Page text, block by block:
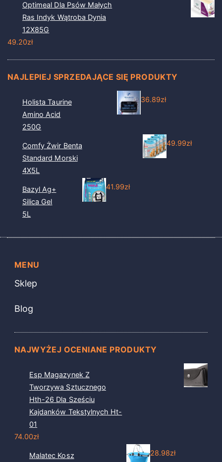
Optimeal Dla Psów Małych
Ras Indyk Wątroba Dynia
12X85G
49.20zł
NAJLEPIEJ SPRZEDAJĄCE SIĘ PRODUKTY
Holista Taurine
Amino Acid
250G
36.89zł
Comfy Żwir Benta
Standard Morski
4X5L
49.99zł
Bazyl Ag+
Silica Gel
5L
41.99zł
MENU
Sklep
Blog
NAJWYŻEJ OCENIANE PRODUKTY
Esp Magazynek Z
Tworzywa Sztucznego
Hth-26 Dla Sześciu
Kajdanków Tekstylnych Ht-
01
74.00zł
Malatec Kosz 28.98zł